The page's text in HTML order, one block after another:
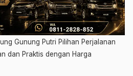
Gunung Putri Pilihan Perjalanan
dan Praktis dengan Harga